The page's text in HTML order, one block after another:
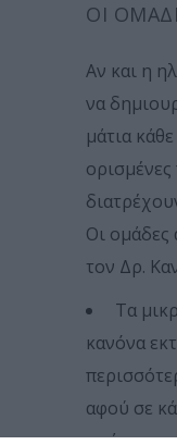
ΟΙ
Αν και η
να
μάτια
Οι ομάδες
τον Δρ.
Τα
κανόνα
αφού σε
αφήνουμε